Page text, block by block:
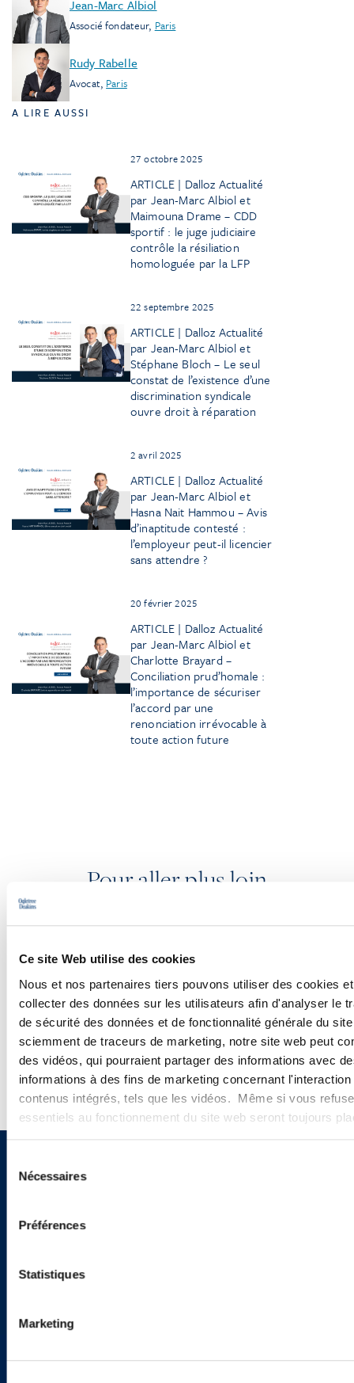
Ce site Web utilise des cookies
Nous et nos partenaires tiers pouvons utiliser des cookies
collecter des données sur les utilisateurs afin d'analyser le
de sécurité des données et de fonctionnalité générale du
sciemment de traceurs de marketing, notre site web peut
des vidéos, qui pourraient partager des informations avec
informations à des fins de marketing concernant
contenus intégrés, tels que les vidéos. Même si vous
essentiels au fonctionnement du site web seront toujours
Nécessaires
Préférences
Statistiques
Marketing
Jean-Marc Albiol
Associé fondateur, Paris
Rudy Rabelle
Avocat, Paris
A LIRE AUSSI
27 octobre 2025
ARTICLE | Dalloz Actualité
par Jean-Marc Albiol et
Maimouna Drame – CDD
sportif : le juge judiciaire
contrôle la résiliation
homologuée par la LFP
22 septembre 2025
ARTICLE | Dalloz Actualité
par Jean-Marc Albiol et
Stéphane Bloch – Le seul
constat de l’existence d’une
discrimination syndicale
ouvre droit à réparation
2 avril 2025
ARTICLE | Dalloz Actualité
par Jean-Marc Albiol et
Hasna Nait Hammou – Avis
d’inaptitude contesté :
l’employeur peut-il licencier
sans attendre ?
20 février 2025
ARTICLE | Dalloz Actualité
par Jean-Marc Albiol et
Charlotte Brayard –
Conciliation prud’homale :
l’importance de sécuriser
l’accord par une
renonciation irrévocable à
toute action future
Pour aller plus loin
PODCASTS
CONFÉRENCES
WEBINAIRES
Vous souhaitez recevoir nos
actualités ?